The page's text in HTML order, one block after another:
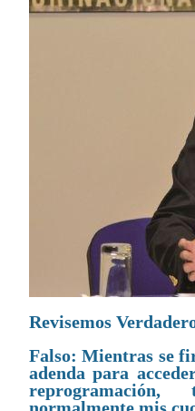
Revisemos
Falso: Mientras se
adenda para